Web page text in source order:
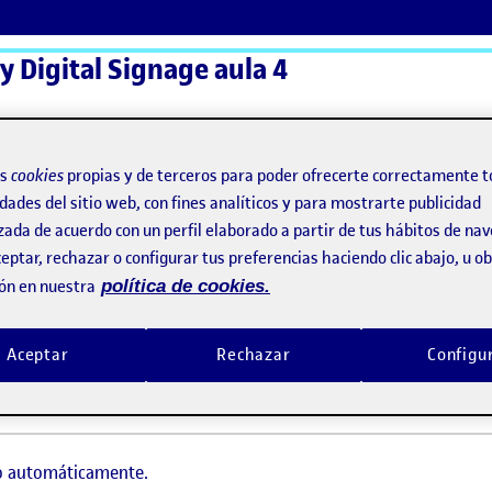
Digital Signage aula 4
ActiFolios
automáticamente.
cookies propias y de terceros para poder ofrecerte correctamente
del sitio web, con fines analíticos y para mostrarte publicidad
de acuerdo con un perfil elaborado a partir de tus hábitos de
rechazar o configurar tus preferencias haciendo clic abajo, u
en nuestra política de cookies.
Rechazar
Aceptar